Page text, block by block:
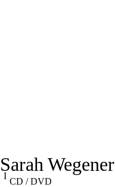
Sarah Wegener
CD / DVD